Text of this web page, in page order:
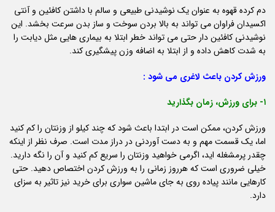
دم کرده قهوه به عنوان یک نوشیدنی طبیعی و سالم با داشتن کافئین و آنتی
اکسیدان فراوان می تواند به بالا بردن سوخت و ساز بدن سرعت بخشد. این
نوشیدنی کافئین دار حتی می تواند خطر ابتلا به بیماری هایی مثل دیابت را
به شدت کاهش داده و از ابتلا به اضافه وزن پیشگیری کند.
ورزش کردن باعث لاغری می شود :
۱- برای ورزش، زمان بگذارید
ورزش کردن، ممکن است در ابتدا باعث شود که چند کیلو از وزنتان را کم کنید
اما، یک قسمت مهم و به دست آوردنی در دراز مدت است. صرف نظر از اینکه
چقدر پرمشغله اید، اگرمی خواهید وزنتان را سریع کم کنید و آن را نگه دارید.
خیلی ضروری است که هرروز زمانی را به ورزش کردن اختصاص دهید. حتی
کارهایی مانند پیاده روی به جای ماشین سواری برای خرید نیز تاثیر به سزای
دارد.